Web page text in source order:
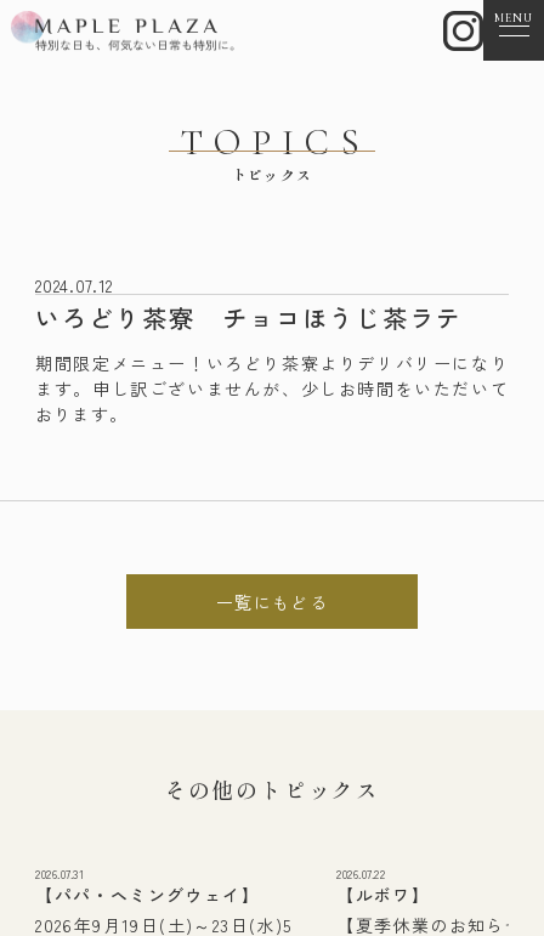
MENU
トピックス
TOPICS
いろどり茶寮 チョコほうじ茶ラテ
2024.07.12
期間限定メニュー！いろどり茶寮よりデリバリーになり
ます。申し訳ございませんが、少しお時間をいただいて
おります。
一覧にもどる
その他のトピックス
2026年9月19日(土)～23日(水)5
【パパ・ヘミングウェイ】
2026.07.31
【夏季休業のお知らせ
【ルボワ】
2026.07.22